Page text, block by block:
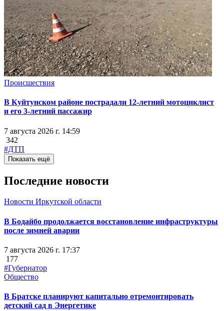
Происшествия
В Куйтунском районе пострадали 12-летний мотоциклист
и его 3-летний пассажир
7 августа 2026 г. 14:59
342
#ДТП
Показать ещё
Последние новости
Новости Иркутской области
В Бодайбо продолжается восстановление инфраструктуры
после зимней аварии
7 августа 2026 г. 17:37
177
#Губернатор
Общество
В Братске планируют капитально отремонтировать
детский сад в Энергетике